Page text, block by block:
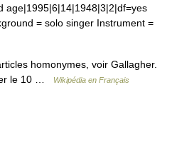
age|1995|6|14|1948|3|2|df=yes
= solo singer Instrument =
homonymes, voir Gallagher.
le 10 …
Wikipédia en Français